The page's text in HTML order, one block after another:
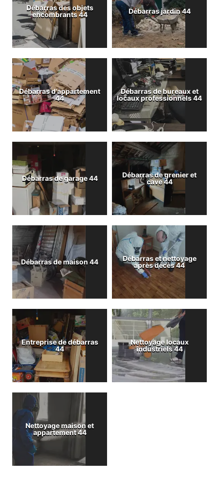
Débarras des objets
encombrants 44
Débarras jardin 44
Débarras d'appartement
44
Débarras de bureaux et
locaux professionnels 44
Débarras de garage 44
Débarras de grenier et
cave 44
Débarras de maison 44
Débarras et nettoyage
après décès 44
Entreprise de débarras
44
Nettoyage locaux
industriels 44
Nettoyage maison et
appartement 44